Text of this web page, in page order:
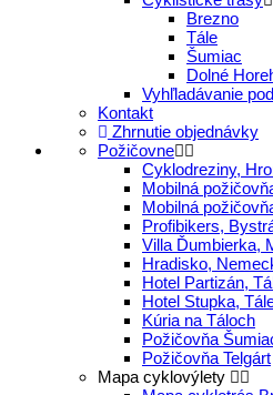
Brezno
Tále
Šumiac
Dolné
Vyhľladávanie
Kontakt
Zhrnutie objednávky
Požičovne
Cyklodreziny,
Mobilná
Mobilná
Profibikers,
Villa Ďumbierka,
Hradisko,
Hotel Partizán,
Hotel Stupka,
Kúria na Táloch
Požičovňa
Požičovňa Telgárt
Mapa cyklovýlety